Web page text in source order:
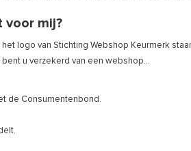
voor mij?
logo van Stichting Webshop Keurmerk
u verzekerd van een webshop...
de Consumentenbond.